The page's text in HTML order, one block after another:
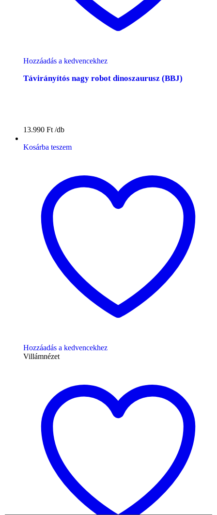
Hozzáadás a kedvencekhez
Távirányítós nagy robot dinoszaurusz (BBJ)
13.990 Ft
Kosárba teszem
Hozzáadás a kedvencekhez
Villámnézet